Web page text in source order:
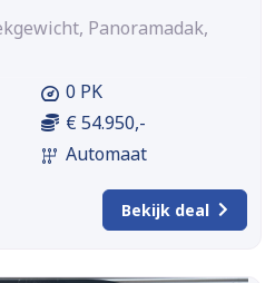
Panoramadak,
0 PK
€ 54.950,-
Automaat
Bekijk deal